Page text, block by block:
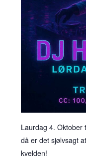
Laurdag 4. Oktober
då er det sjølvsagt
kvelden!